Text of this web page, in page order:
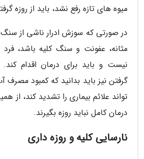
میوه های تازه رفع نشد، باید از روزه
در صورتی که سوزش ادرار ناشی از سنگ
مثانه، عفونت و سنگ کلیه باشد، فرد
نیست و باید برای درمان اقدام
گرفتن نیز باید بدانید که کمبود
تواند علائم بیماری را تشدید کند، از
درمان کامل نباید روزه بگیرند.
نارسایی کلیه و روزه داری